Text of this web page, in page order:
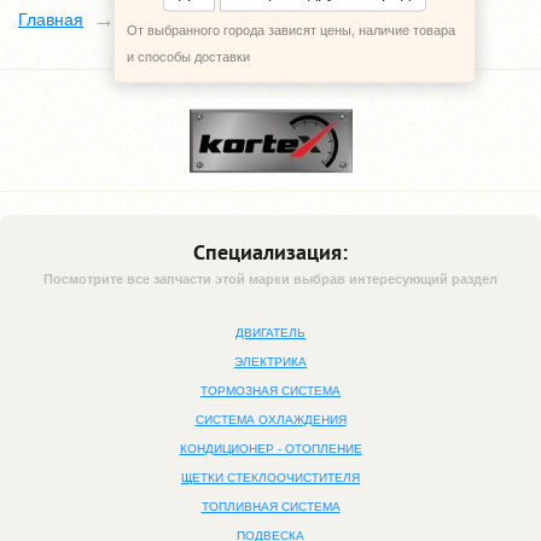
От выбранного города зависят цены, наличие товара
и способы доставки
Главная Kortex
Специализация:
Посмотрите все запчасти этой марки выбрав интересующий раздел
ДВИГАТЕЛЬ
ЭЛЕКТРИКА
ТОРМОЗНАЯ СИСТЕМА
СИСТЕМА ОХЛАЖДЕНИЯ
КОНДИЦИОНЕР - ОТОПЛЕНИЕ
ЩЕТКИ СТЕКЛООЧИСТИТЕЛЯ
ТОПЛИВНАЯ СИСТЕМА
ПОДВЕСКА